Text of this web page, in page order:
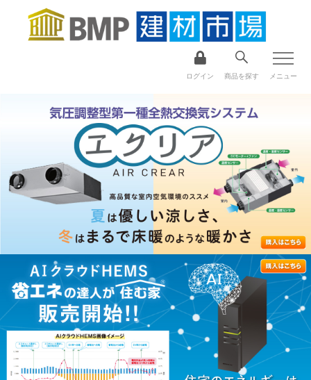
ログイン 商品を探す メニュー